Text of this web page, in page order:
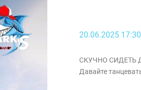
20.06.2025 17:30
СКУЧНО СИДЕТЬ
Давайте